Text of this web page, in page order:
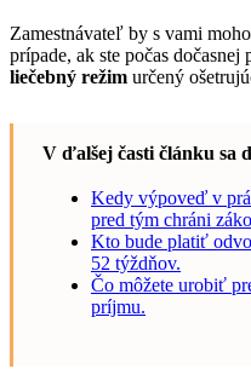
Zamestnávateľ by s vami
prípade, ak ste počas dočasnej
liečebný režim určený
V ďalšej časti článku sa
Kedy výpoveď v
pred tým chráni
Kto bude platiť
52 týždňov.
Čo môžete urobiť
príjmu.